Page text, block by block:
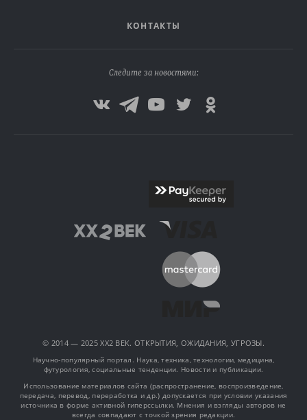
КОНТАКТЫ
Следите за новостями:
© 2014 — 2025 XX2 ВЕК. ОТКРЫТИЯ, ОЖИДАНИЯ, УГРОЗЫ.
Научно-популярный портал. Наука, техника, технологии, медицина,
футурология, социальные тенденции. Новости и публикации.
Использование материалов сайта (распространение, воспроизведение,
передача, перевод, переработка и др.) допускается при условии указания
источника в форме активной гиперссылки. Мнения и взгляды авторов не
всегда совпадают с точкой зрения редакции.